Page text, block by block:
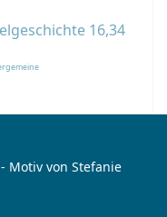
16,34
Motiv von Stefanie